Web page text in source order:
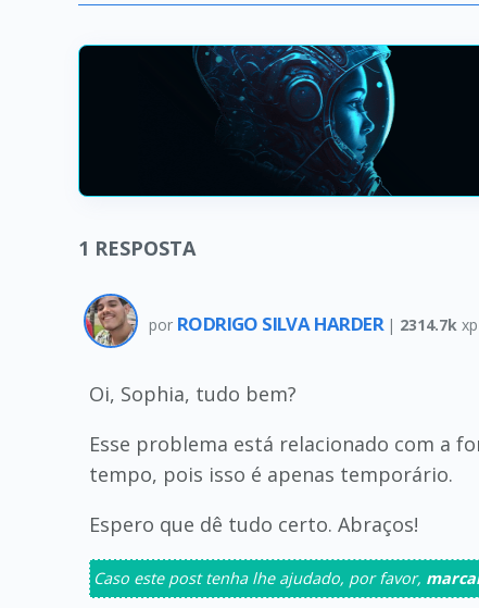
1 RESPOSTA
por RODRIGO SILVA HARDER | 2314.7k
Oi, Sophia, tudo bem?
Esse problema está relacionado com a
tempo, pois isso é apenas temporário.
Espero que dê tudo certo. Abraços!
Caso este post tenha lhe ajudado, por favor,